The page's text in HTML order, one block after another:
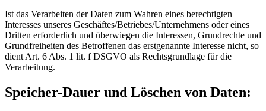
Ist das Verarbeiten der Daten zum Wahren eines berechtigten
Interesses unseres Geschäftes/Betriebes/Unternehmens oder eines
Dritten erforderlich und überwiegen die Interessen, Grundrechte und
Grundfreiheiten des Betroffenen das erstgenannte Interesse nicht, so
dient Art. 6 Abs. 1 lit. f DSGVO als Rechtsgrundlage für die
Verarbeitung.
Speicher-Dauer und Löschen von Daten: